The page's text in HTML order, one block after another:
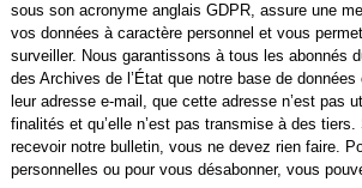
sous son acronyme anglais GDPR, assure une
vos données à caractère personnel et vous
surveiller. Nous garantissons à tous les abonnés
des Archives de l’État que notre base de
leur adresse e-mail, que cette adresse n’est pas
finalités et qu’elle n’est pas transmise à des
recevoir notre bulletin, vous ne devez rien faire.
personnelles ou pour vous désabonner, vous